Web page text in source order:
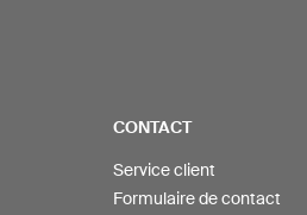
CONTACT
Service client
Formulaire de contact